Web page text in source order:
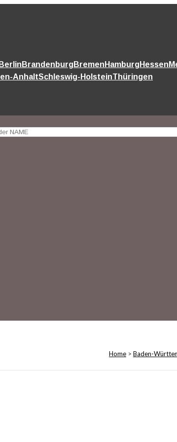
Berlin Brandenburg Bremen Hamburg Hessen
AnhaltSchleswig-HolsteinThüringen
Home> Baden-